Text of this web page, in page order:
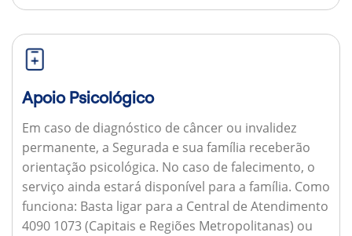
Apoio Psicológico
Em caso de diagnóstico de câncer ou invalidez
permanente, a Segurada e sua família receberão
orientação psicológica. No caso de falecimento, o
serviço ainda estará disponível para a família. Como
funciona: Basta ligar para a Central de Atendimento
4090 1073 (Capitais e Regiões Metropolitanas) ou